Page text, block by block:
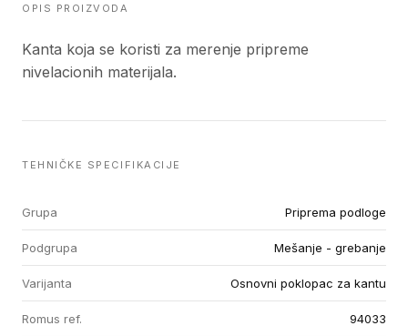
OPIS PROIZVODA
Kanta koja se koristi za merenje pripreme
nivelacionih materijala.
TEHNIČKE SPECIFIKACIJE
Grupa Priprema podloge
Podgrupa Mešanje - grebanje
Varijanta Osnovni poklopac za kantu
Romus ref. 94033